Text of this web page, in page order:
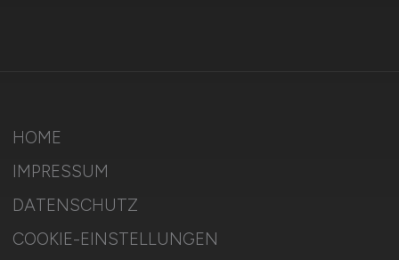
HOME
IMPRESSUM
DATENSCHUTZ
COOKIE-EINSTELLUNGEN